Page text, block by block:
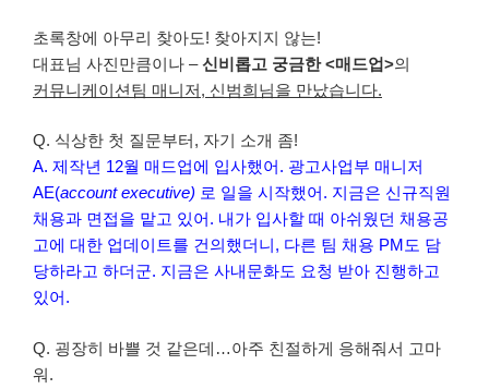
초록창에 아무리 찾아도! 찾아지지 않는!
대표님 사진만큼이나 –신비롭고 궁금한 <매드업>의
커뮤니케이션팀 매니저, 신범희님을 만났습니다.
Q. 식상한 첫 질문부터, 자기 소개 좀!
A. 제작년 12월 매드업에 입사했어. 광고사업부 매니저
AE(account executive) 로 일을 시작했어. 지금은 신규직원
채용과 면접을 맡고 있어. 내가 입사할 때 아쉬웠던 채용공
고에 대한 업데이트를 건의했더니, 다른 팀 채용 PM도 담
당하라고 하더군. 지금은 사내문화도 요청 받아 진행하고
있어.
Q. 굉장히 바쁠 것 같은데…아주 친절하게 응해줘서 고마
워.